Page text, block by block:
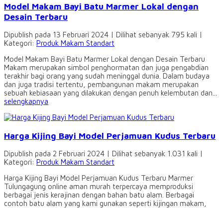
Model Makam Bayi Batu Marmer Lokal dengan
Desain Terbaru
Dipublish pada 13 Februari 2024 | Dilihat sebanyak 795 kali |
Kategori: Produk Makam Standart
Model Makam Bayi Batu Marmer Lokal dengan Desain Terbaru
Makam merupakan simbol penghormatan dan juga pengabdian
terakhir bagi orang yang sudah meninggal dunia. Dalam budaya
dan juga tradisi tertentu, pembangunan makam merupakan
sebuah kebiasaan yang dilakukan dengan penuh kelembutan dan...
selengkapnya
Harga Kijing Bayi Model Perjamuan Kudus Terbaru
Dipublish pada 2 Februari 2024 | Dilihat sebanyak 1.031 kali |
Kategori: Produk Makam Standart
Harga Kijing Bayi Model Perjamuan Kudus Terbaru Marmer
Tulungagung online aman murah terpercaya memproduksi
berbagai jenis kerajinan dengan bahan batu alam. Berbagai
contoh batu alam yang kami gunakan seperti kijingan makam,